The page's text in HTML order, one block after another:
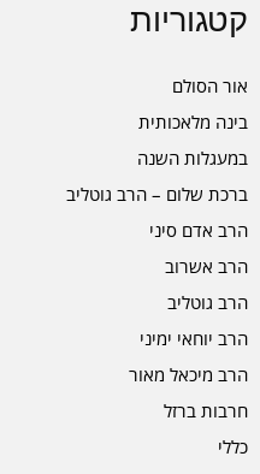
קטגוריות
אור הסולם
בינה מלאכותית
במעגלות השנה
ברכת שלום – הרב גוטליב
הרב אדם סיני
הרב אשרוב
הרב גוטליב
הרב יוחאי ימיני
הרב מיכאל מאור
חרבות ברזל
כללי